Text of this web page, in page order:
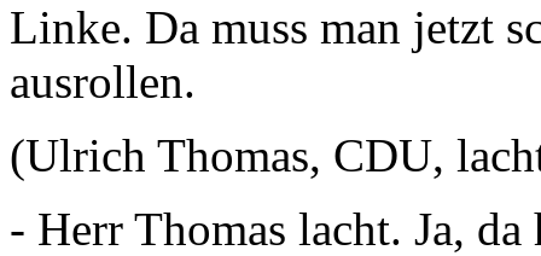
Linke. Da muss man jetzt
ausrollen.
(Ulrich Thomas, CDU,
- Herr Thomas lacht. Ja,